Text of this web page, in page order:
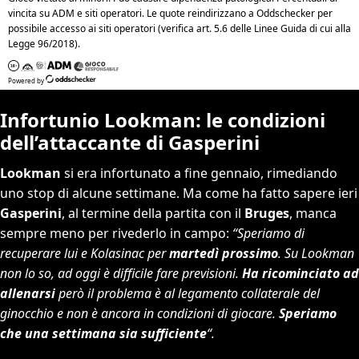
Infortunio Lookman: le condizioni
dell’attaccante di Gasperini
Lookman si era infortunato a fine gennaio, rimediando
uno stop di alcune settimane. Ma come ha fatto sapere ieri
Gasperini, al termine della partita con il Bruges, manca
sempre meno per rivederlo in campo: “Speriamo di
recuperare lui e Kolasinac permartedì prossimo. Su Lookman
non lo so, ad oggi è difficile fare previsioni. Ha ricominciato ad
allenarsiperò il problema è al legamento collaterale del
ginocchio e non è ancora in condizioni di giocare. Speriamo
che una settimana sia sufficiente“.